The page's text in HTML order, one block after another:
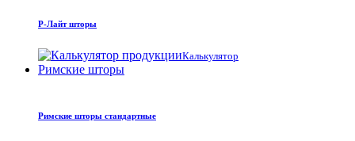
Р-Лайт шторы
Калькулятор
Римские шторы
Римские шторы стандартные